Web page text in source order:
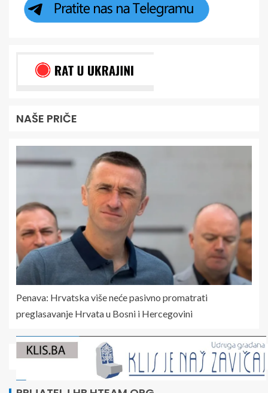
NAŠE PRIČE
Penava: Hrvatska više neće pasivno promatrati
preglasavanje Hrvata u Bosni i Hercegovini